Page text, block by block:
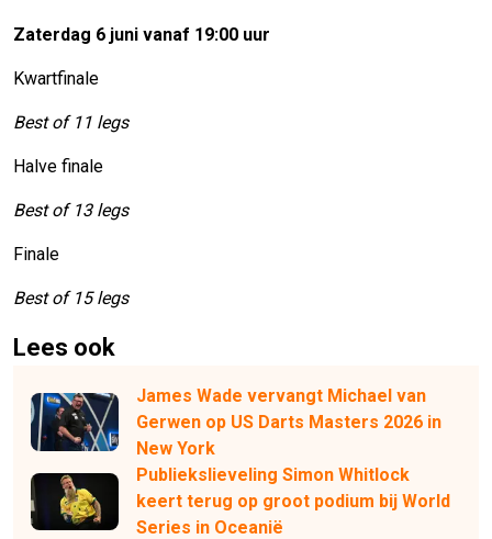
Zaterdag 6 juni vanaf 19:00 uur
Kwartfinale
Best of 11 legs
Halve finale
Best of 13 legs
Finale
Best of 15 legs
Lees ook
James Wade vervangt Michael van
Gerwen op US Darts Masters 2026 in
New York
Publiekslieveling Simon Whitlock
keert terug op groot podium bij World
Series in Oceanië